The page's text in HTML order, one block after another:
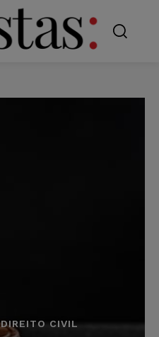
DIREITO CIVIL